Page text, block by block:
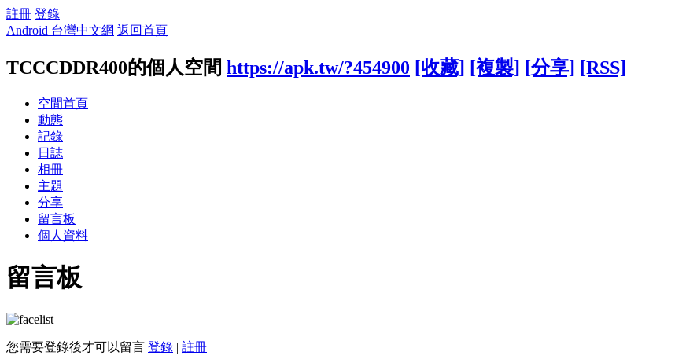
註冊 登錄
Android 台灣中文網 返回首頁
TCCCDDR400的個人空間 https://apk.tw/?454900 [收藏] [複製] [分享] [RSS]
空間首頁
動態
記錄
日誌
相冊
主題
分享
留言板
個人資料
留言板
您需要登錄後才可以留言 登錄 | 註冊